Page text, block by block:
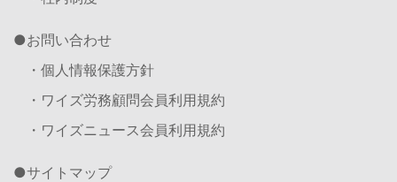
お問い合わせ
・個人情報保護方針
・ワイズ労務顧問会員利用規約
・ワイズニュース会員利用規約
サイトマップ